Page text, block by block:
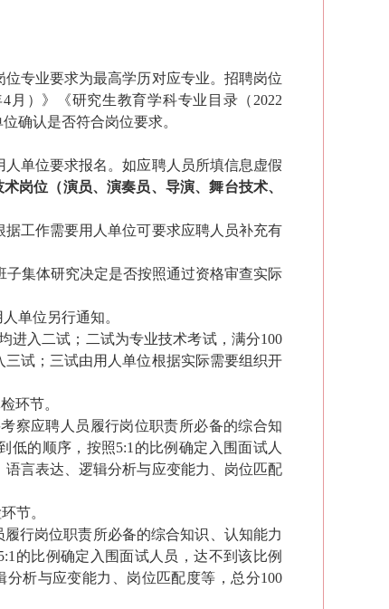
专业要求为最高学历对应专业。招聘岗位
月）》《研究生教育学科专业目录（2022
确认是否符合岗位要求。
人单位要求报名。如应聘人员所填信息虚假
岗位（演员、演奏员、导演、舞台技术、
工作需要用人单位可要求应聘人员补充有
集体研究决定是否按照通过资格审查实际
单位另行通知。
进入二试；二试为专业技术考试，满分100
试；三试由用人单位根据实际需要组织开
环节。
察应聘人员履行岗位职责所必备的综合知
低的顺序，按照5:1的比例确定入围面试人
言表达、逻辑分析与应变能力、岗位匹配
节。
行岗位职责所必备的综合知识、认知能力
的比例确定入围面试人员，达不到该比例
析与应变能力、岗位匹配度等，总分100